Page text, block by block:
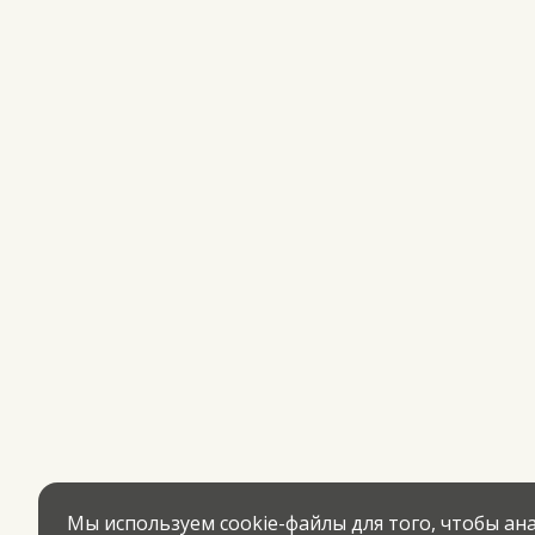
Мы используем cookie-файлы для того, чтобы